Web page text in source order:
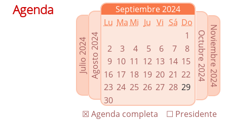
Grupos Políticos
Enlaces relacionados
Agenda de Presidencia
Plenos provinciales y Juntas de gobierno
Oficina de Proyectos Europeos
Julio 2024Agosto 2024
Septiembre 2024
Lu Ma Mi Ju Vi Sá Do
1
2
3 4 5 6 7
8
9 10 11 12 13 14 15
16 17 18 19 20 21 22
23 24 25 26 27 28 29
30
Noviembre 2024
Octubre 2024
☐ Presidente
☒ Agenda completa
Agenda